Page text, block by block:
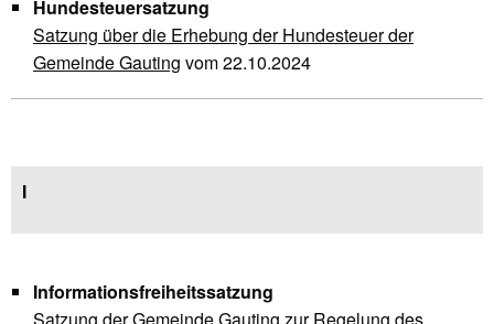
Hundesteuersatzung
Satzung über die Erhebung der Hundesteuer der
Gemeinde Gauting vom 22.10.2024
I
Informationsfreiheitssatzung